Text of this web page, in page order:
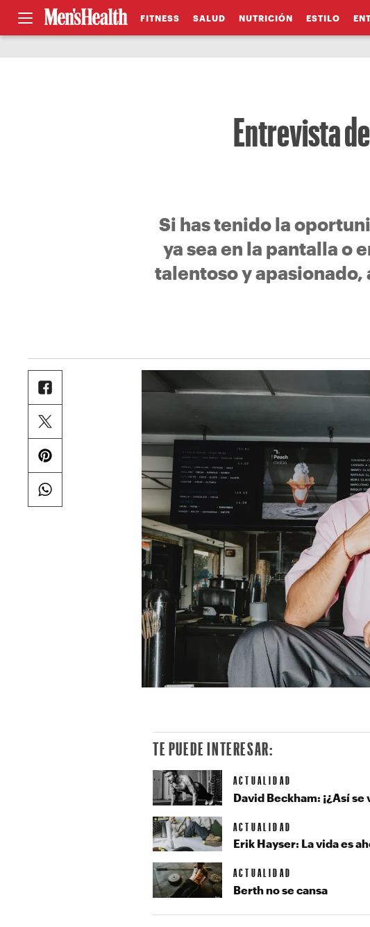
FITNESS SALUD NUTRICIÓN ESTILO
Entrevista
Si has tenido la
ya sea en la pantalla o
talentoso y
TE PUEDE INTERESAR:
ACTUALIDAD
David Beckham: ¡¿Así se
ACTUALIDAD
Erik Hayser: La vida es
ACTUALIDAD
Berth no se cansa